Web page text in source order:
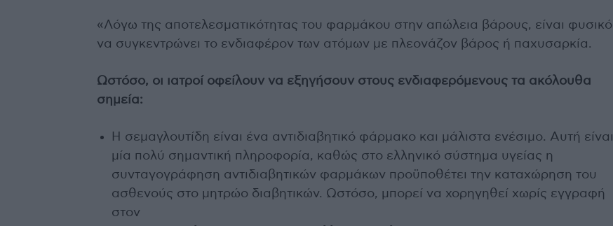
«Λόγω της αποτελεσματικότητας του φαρμάκου στην απώλεια βάρους, είναι φυσικό
να συγκεντρώνει το ενδιαφέρον των ατόμων με πλεονάζον βάρος ή παχυσαρκία.
Ωστόσο, οι ιατροί οφείλουν να εξηγήσουν στους ενδιαφερόμενους τα ακόλουθα
σημεία:
Η σεμαγλουτίδη είναι ένα αντιδιαβητικό φάρμακο και μάλιστα ενέσιμο. Αυτή είναι
μία πολύ σημαντική πληροφορία, καθώς στο ελληνικό σύστημα υγείας η
συνταγογράφηση αντιδιαβητικών φαρμάκων προϋποθέτει την καταχώρηση του
ασθενούς στο μητρώο διαβητικών. Ωστόσο, μπορεί να χορηγηθεί χωρίς εγγραφή
στον